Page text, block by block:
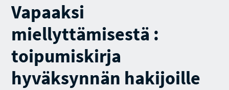
Vapaaksi
miellyttämisestä :
toipumiskirja
hyväksynnän hakijoille